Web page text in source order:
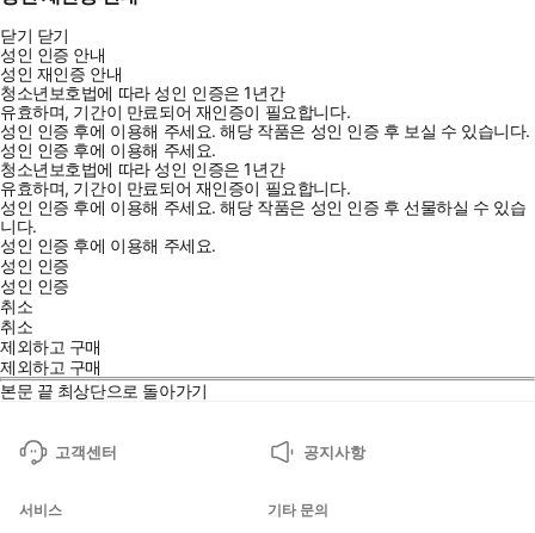
닫기 닫기
성인 인증 안내
성인 재인증 안내
청소년보호법에 따라 성인 인증은 1년간
유효하며, 기간이 만료되어 재인증이 필요합니다.
성인 인증 후에 이용해 주세요.해당 작품은 성인 인증 후 보실 수 있습니다.
성인 인증 후에 이용해 주세요.
청소년보호법에 따라 성인 인증은 1년간
유효하며, 기간이 만료되어 재인증이 필요합니다.
성인 인증 후에 이용해 주세요.해당 작품은 성인 인증 후 선물하실 수 있습
니다.
성인 인증 후에 이용해 주세요.
성인 인증
성인 인증
취소
취소
제외하고 구매
제외하고 구매
본문 끝 최상단으로 돌아가기
고객센터 공지사항
서비스
기타 문의